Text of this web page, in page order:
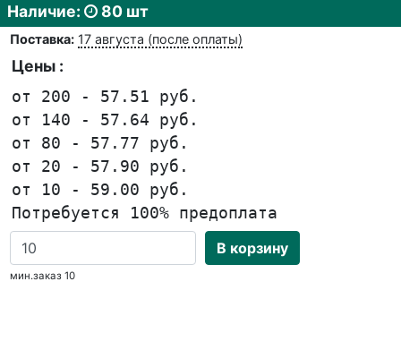
Наличие: 80 шт
Поставка: 17 августа (после оплаты)
Цены :
от 200 - 57.51 руб.
от 140 - 57.64 руб.
от 80 - 57.77 руб.
от 20 - 57.90 руб.
от 10 - 59.00 руб.
Потребуется 100% предоплата
В корзину
мин.заказ 10